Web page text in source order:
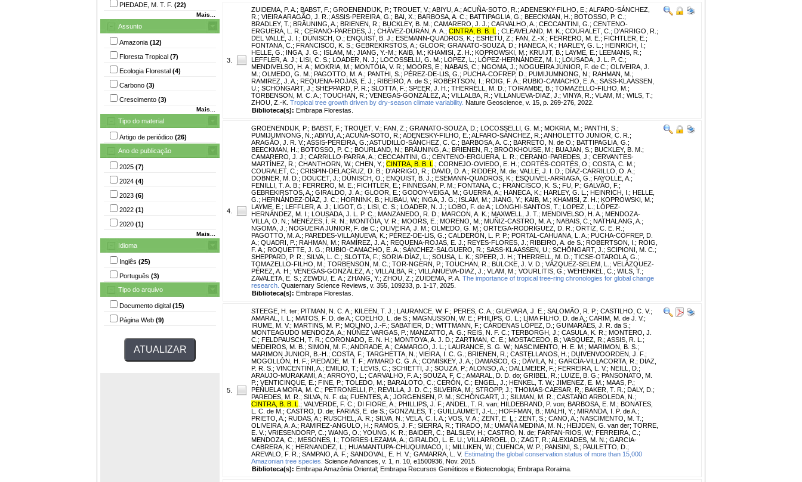
PIEDADE, M. T. F. (22)
Mais...
Assunto
Amazonia (12)
Floresta Tropical (7)
Ecologia Florestal (4)
Carbono (3)
Crescimento (3)
Mais...
Tipo do material
Artigo de periódico (26)
Ano de publicação
2025 (7)
2024 (4)
2023 (6)
2022 (1)
2020 (1)
Mais...
Idioma
Inglês (25)
Português (3)
Tipo do arquivo
Documento digital (15)
Página Web (9)
3.
ZUIDEMA, P. A. ; BABST, F. ; GROENENDIJK, P. ; TROUET, V.; ABIYU, A. ; ACUÑA-SOTO, R. ; ADENESKY-FILHO, E. ; ALFARO-SÁNCHEZ,
R. ; VIEIRA ARAGÃO, J. R. ; ASSIS-PEREIRA, G. ; BAI, X. ; BARBOSA, A. C. ; BATTIPAGLIA, G. ; BEECKMAN, H. ; BOTOSSO, P. C. ;
BRADLEY, T. ; BRÄUNING, A. ; BRIENEN, R. ; BUCKLEY, B. M. ; CAMARERO, J. J. ; CARVALHO, A. ; CECCANTINI, G. ; CENTENO-
ERGUERA, L. R. ; CERANO-PAREDES, J. ; CHÁVEZ-DURÁN, A. A. ; CINTRA, B. B. L ; CLEAVELAND, M. K. ; COURALET, C. ; D'ARRIGO, R. ;
DEL VALLE, J. I. ; DÜNISCH, O. ; ENQUIST, B. J. ; ESEMANN-QUADROS, K. ; ESHETU, Z. ; FAN, Z.-X. ; FERRERO, M. E. ; FICHTLER, E. ;
FONTANA, C. ; FRANCISCO, K. S. ; GEBREKIRSTOS, A. ; GLOOR; GRANATO-SOUZA, D. ; HANECA, K. ; HARLEY, G. L. ; HEINRICH, I. ;
HELLE, G. ; INGA, J. G. ; ISLAM, M. ; JIANG, Y.-M. ; KAIB, M. ; KHAMISI, Z. H. ; KOPROWSKI, M. ; KRUIJT, B. ; LAYME, E. ; LEEMANS, R. ;
LEFFLER, A. J. ; LISI, C. S. ; LOADER, N. J. ; LOCOSSELLI, G. M. ; LOPEZ, L. ; LÓPEZ-HERNÁNDEZ, M. I. ; LOUSADA, J. L. P. C. ;
MENDIVELSO, H. A. ; MOKRIA, M. ; MONTÓIA, V. R. ; MOORS, E. ; NABAIS, C. ; NGOMA, J. ; NOGUEIRA JÚNIOR, F. de C. ; OLIVEIRA, J.
M. ; OLMEDO, G. M. ; PAGOTTO, M. A. ; PANTHI, S. ; PÉREZ-DE-LIS, G. ; PUCHA-COFREP, D. ; PUMIJUMNONG, N. ; RAHMAN, M. ;
RAMIREZ, J. A. ; REQUENA-ROJAS, E. J. ; RIBEIRO, A. de S. ; ROBERTSON, I. ; ROIG, F. A. ; RUBIO-CAMACHO, E. A. ; SASS-KLAASSEN,
U. ; SCHÖNGART, J. ; SHEPPARD, P. R. ; SLOTTA, F. ; SPEER, J. H. ; THERRELL, M. D. ; TOIRAMBE, B. ; TOMAZELLO-FILHO, M. ;
TORBENSON, M. C. A. ; TOUCHAN, R. ; VENEGAS-GONZÁLEZ, A. ; VILLALBA, R. ; VILLANUEVA-DIAZ, J. ; VINYA, R. ; VLAM, M. ; WILS, T. ;
ZHOU, Z.-K. Tropical tree growth driven by dry-season climate variability. Nature Geoscience, v. 15, p. 269-276, 2022.
Biblioteca(s): Embrapa Florestas.
4.
GROENENDIJK, P. ; BABST, F. ; TROUET, V.; FAN, Z. ; GRANATO-SOUZA, D. ; LOCOSSELLI, G. M. ; MOKRIA, M. ; PANTHI, S. ;
PUMIJUMNONG, N. ; ABIYU, A. ; ACUÑA-SOTO, R. ; ADENESKY-FILHO, E. ; ALFARO-SÁNCHEZ, R. ; ANHOLETTO JUNIOR, C. R. ;
ARAGÃO, J. R. V.; ASSIS-PEREIRA, G. ; ASTUDILLO-SÁNCHEZ, C. C. ; BARBOSA, A. C. ; BARRETO, N. de O. ; BATTIPAGLIA, G. ;
BEECKMAN, H. ; BOTOSSO, P. C. ; BOURLAND, N. ; BRÄUNING, A. ; BRIENEN, R. ; BROOKHOUSE, M. ; BUAJAN, S. ; BUCKLEY, B. M. ;
CAMARERO, J. J. ; CARRILLO-PARRA, A. ; CECCANTINI, G. ; CENTENO-ERGUERA, L. R. ; CERANO-PAREDES, J. ; CERVANTES-
MARTÍNEZ, R. ; CHANTHORN, W.; CHEN, Y. ; CINTRA, B. B. L ; CORNEJO-OVIEDO, E. H. ; CORTÉS-CORTÉS, O. ; COSTA, C. M. ;
COURALET, C. ; CRISPIN-DELACRUZ, D. B. ; D'ARRIGO, R. ; DAVID, D. A. ; RIDDER, M. de; VALLE, J. I. D. ; DÍAZ-CARRILLO, O. A. ;
DOBNER, M. D. ; DOUCET, J. ; DÜNISCH, O. ; ENQUIST, B. J. ; ESEMANN-QUADROS, K. ; ESQUIVEL-ARRIAGA, G. ; FAYOLLE, A. ;
FENILLI, T. A. B. ; FERRERO, M. E. ; FICHTLER, E. ; FINNEGAN, P. M. ; FONTANA, C. ; FRANCISCO, K. S. ; FU, P. ; GALVÃO, F. ;
GEBREKIRSTOS, A. ; GIRALDO, J. A. ; GLOOR, E. ; GODOY-VEIGA, M. ; GUERRA, A. ; HANECA, K. ; HARLEY, G. L. ; HEINRICH, I. ; HELLE,
G. ; HERNÁNDEZ-DÍAZ, J. C. ; HORNINK, B. ; HUBAU, W.; INGA, J. G. ; ISLAM, M. ; JIANG, Y. ; KAIB, M. ; KHAMISI, Z. H. ; KOPROWSKI, M. ;
LAYME, E. ; LEFFLER, A. J. ; LIGOT, G. ; LISI, C. S. ; LOADER, N. J. ; LOBO, F. de A. ; LONGHI-SANTOS, T. ; LOPEZ, L. ; LÓPEZ-
HERNÁNDEZ, M. I. ; LOUSADA, J. L. P. C. ; MANZANEDO, R. D. ; MARCON, A. K. ; MAXWELL, J. T. ; MENDIVELSO, H. A. ; MENDOZA-
VILLA, O. N. ; MENEZES, Í. R. N. ; MONTÓIA, V. R. ; MOORS, E. ; MORENO, M. ; MUÑIZ-CASTRO, M. A. ; NABAIS, C. ; NATHALANG, A. ;
NGOMA, J. ; NOGUEIRA JUNIOR, F. de C. ; OLIVEIRA, J. M. ; OLMEDO, G. M. ; ORTEGA-RODRIGUEZ, D. R. ; ORTÍZ, C. E. R. ;
PAGOTTO, M. A. ; PAREDES-VILLANUEVA, K. ; PÉREZ-DE-LIS, G. ; CALDERÓN, L. P. P. ; PORTAL-CAHUANA, L. A. ; PUCHA-COFREP, D.
A. ; QUADRI, P. ; RAHMAN, M. ; RAMÍREZ, J. A. ; REQUENA-ROJAS, E. J. ; REYES-FLORES, J. ; RIBEIRO, A. de S. ; ROBERTSON, I. ; ROIG,
F. A. ; ROQUETTE, J. G. ; RUBIO-CAMACHO, E. A. ; SÁNCHEZ-SALGUERO, R. ; SASS-KLAASSEN, U. ; SCHÖNGART, J. ; SCIPIONI, M. C. ;
SHEPPARD, P. R. ; SILVA, L. C. ; SLOTTA, F. ; SORIA-DÍAZ, L. ; SOUSA, L. K. ; SPEER, J. H. ; THERRELL, M. D. ; TICSE-OTAROLA, G. ;
TOMAZELLO-FILHO, M. ; TORBENSON, M. C. ; TOR-NGERN, P. ; TOUCHAN, R. ; BULCKE, J. V. D. ; VÁZQUEZ-SELEM, L. ; VELÁZQUEZ-
PÉREZ, A. H. ; VENEGAS-GONZÁLEZ, A. ; VILLALBA, R. ; VILLANUEVA-DIAZ, J. ; VLAM, M. ; VOURLITIS, G. ; WEHENKEL, C. ; WILS, T. ;
ZAVALETA, E. S. ; ZEWDU, E. A. ; ZHANG, Y. ; ZHOU, Z. ; ZUIDEMA, P. A. The importance of tropical tree-ring chronologies for global change
research. Quaternary Science Reviews, v. 355, 109233, p. 1-17, 2025.
Biblioteca(s): Embrapa Florestas.
5.
STEEGE, H. ter; PITMAN, N. C. A. ; KILEEN, T. J. ; LAURANCE, W. F. ; PERES, C. A. ; GUEVARA, J. E. ; SALOMÃO, R. P. ; CASTILHO, C. V.;
AMARAL, I. L. ; MATOS, F. D. de A. ; COELHO, L. de S. ; MAGNUSSON, W. E. ; PHILIPS, O. L. ; LIMA FILHO, D. de A. ; CARIM, M. de J. V.;
IRUME, M. V.; MARTINS, M. P. ; MOLINO, J.-F. ; SABATIER, D. ; WITTMANN, F. ; CÁRDENAS LÓPEZ, D. ; GUIMARÃES, J. R. da S. ;
MONTEAGUDO MENDOZA, A. ; NÚÑEZ VARGAS, P. ; MANZATTO, A. G. ; REIS, N. F. C. ; TERBORGH, J. ; CASULA, K. R. ; MONTERO, J.
C. ; FELDPAUSCH, T. R. ; CORONADO, E. N. H. ; MONTOYA, A. J. D. ; ZARTMAN, C. E. ; MOSTACEDO, B. ; VASQUEZ, R. ; ASSIS, R. L. ;
MEDEIROS, M. B. ; SIMON, M. F. ; ANDRADE, A. ; CAMARGO, J. L. ; LAURANCE, S. G. W.; NASCIMENTO, H. E. M. ; MARIMON, B. S. ;
MARIMON JUNIOR, B.-H. ; COSTA, F. ; TARGHETTA, N. ; VIEIRA, I. C. G. ; BRIENEN, R. ; CASTELLANOS, H. ; DUIVENVOORDEN, J. F. ;
MOGOLLÓN, H. F. ; PIEDADE, M. T. F. ; AYMARD C. G. A. ; COMISKEY, J. A. ; DAMASCO, G. ; DÁVILA, N. ; GARCÍA-VILLACORTA, R. ; DIAZ,
P. R. S. ; VINCENTINI, A. ; EMILIO, T. ; LEVIS, C. ; SCHIETTI, J. ; SOUZA, P. ; ALONSO, A. ; DALLMEIER, F. ; FERREIRA, L. V.; NEILL, D. ;
ARAUJO-MURAKAMI, A. ; ARROYO, L. ; CARVALHO, F. A. ; SOUZA, F. C. ; AMARAL, D. D. do; GRIBEL, R. ; LUIZE, B. G. ; PANSONATO, M.
P. ; VENTICINQUE, E. ; FINE, P. ; TOLEDO, M. ; BARALOTO, C. ; CERÓN, C. ; ENGEL, J. ; HENKEL, T. W.; JIMENEZ, E. M. ; MAAS, P. ;
PEÑUELA MORA, M. C. ; PETRONELLI, P. ; REVILLA, J. D. C. ; SILVEIRA, M. ; STROPP, J. ; THOMAS-CAESAR, R. ; BAKER, T. R. ; DALY, D. ;
PAREDES, M. R. ; SILVA, N. F. da; FUENTES, A. ; JORGENSEN, P. M. ; SCHÖNGART, J. ; SILMAN, M. R. ; CASTAÑO ARBOLEDA, N. ;
CINTRA, B. B. L
; VALVERDE, F. C. ; DI FIORE, A. ; PHILLIPS, J. F. ; ANDEL, T. R. van; HILDEBRAND, P. von; BARBOSA, E. M. ; BONATES,
L. C. de M. ; CASTRO, D. de; FARIAS, E. de S. ; GONZALES, T. ; GUILLAUMET, J.-L. ; HOFFMAN, B. ; MALHI, Y. ; MIRANDA, I. P. de A. ;
PRIETO, A. ; RUDAS, A. ; RUSCHEL, A. R. ; SILVA, N. ; VELA, C. I. A. ; VOS, V. A. ; ZENT, E. L. ; ZENT, S. ; CANO, A. ; NASCIMENTO, M. T. ;
OLIVEIRA, A. A. ; RAMIREZ-ANGULO, H. ; RAMOS, J. F. ; SIERRA, R. ; TIRADO, M. ; UMAÑA MEDINA, M. N. ; HEIJDEN, G. van der; TORRE,
E. V.; VRIESENDORP, C. ; WANG, O. ; YOUNG, K. R. ; BAIDER, C. ; BALSLEV, H. ; CASTRO, N. de; FARFAN-RIOS, W.; FERREIRA, C. ;
MENDOZA, C. ; MESONES, I. ; TORRES-LEZAMA, A. ; GIRALDO, L. E. U. ; VILLARROEL, D. ; ZAGT, R. ; ALEXIADES, M. N. ; GARCIA-
CABRERA, K. ; HERNANDEZ, L. ; HUAMANTUPA-CHUQUIMACO, I. ; MILLIKEN, W.; CUENCA, W. P. ; PANSINI, S. ; PAULETTO, D. ;
AREVALO, F. R. ; SAMPAIO, A. F. ; SANDOVAL, E. H. V.; GAMARRA, L. V. Estimating the global conservation status of more than 15,000
Amazonian tree species. Science Advances, v. 1, n. 10, e1500936, Nov. 2015.
Biblioteca(s): Embrapa Amazônia Oriental; Embrapa Recursos Genéticos e Biotecnologia; Embrapa Roraima.